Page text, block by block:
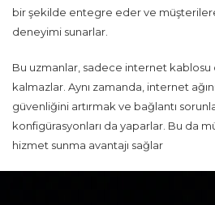
bir şekilde entegre eder ve
deneyimi sunarlar.
Bu uzmanlar, sadece internet kablosu
kalmazlar. Aynı zamanda, internet
güvenliğini artırmak ve bağlantı
konfigürasyonları da yaparlar. Bu da
hizmet sunma avantajı sağlar